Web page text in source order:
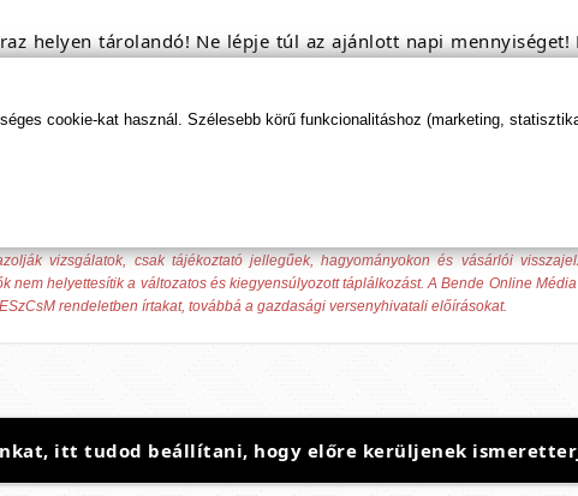
helyen tárolandó! Ne lépje túl az ajánlott napi
feltüntetett időpontig.
nem gyógyszerek, nem alkalmasak betegségek kezelésére, gyógyítására
vizsgálatok, csak tájékoztató jellegűek, hagyományokon és vásárlói
nem helyettesítik a változatos és kiegyensúlyozott táplálkozást. A Bende Online
rendeletben írtakat, továbbá a gazdasági versenyhivatali előírásokat.
itt tudod beállítani, hogy előre kerüljenek
cookie-kat használ. Szélesebb körű funkcionalitáshoz (marketing,